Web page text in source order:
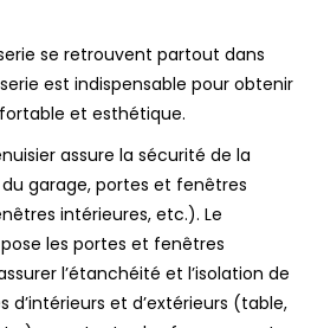
se retrouvent partout dans
est indispensable pour obtenir
et esthétique.
assure la sécurité de la
garage, portes et fenêtres
intérieures, etc.). Le
les portes et fenêtres
l’étanchéité et l’isolation de
d’intérieurs et d’extérieurs (table,